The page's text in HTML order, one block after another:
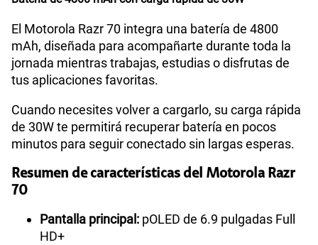
El Motorola Razr 70 integra una batería de 4800
mAh, diseñada para acompañarte durante toda la
jornada mientras trabajas, estudias o disfrutas de
tus aplicaciones favoritas.
Cuando necesites volver a cargarlo, su carga rápida
de 30W te permitirá recuperar batería en pocos
minutos para seguir conectado sin largas esperas.
Resumen de características del Motorola Razr
70
Pantalla principal: pOLED de 6.9 pulgadas Full
HD+